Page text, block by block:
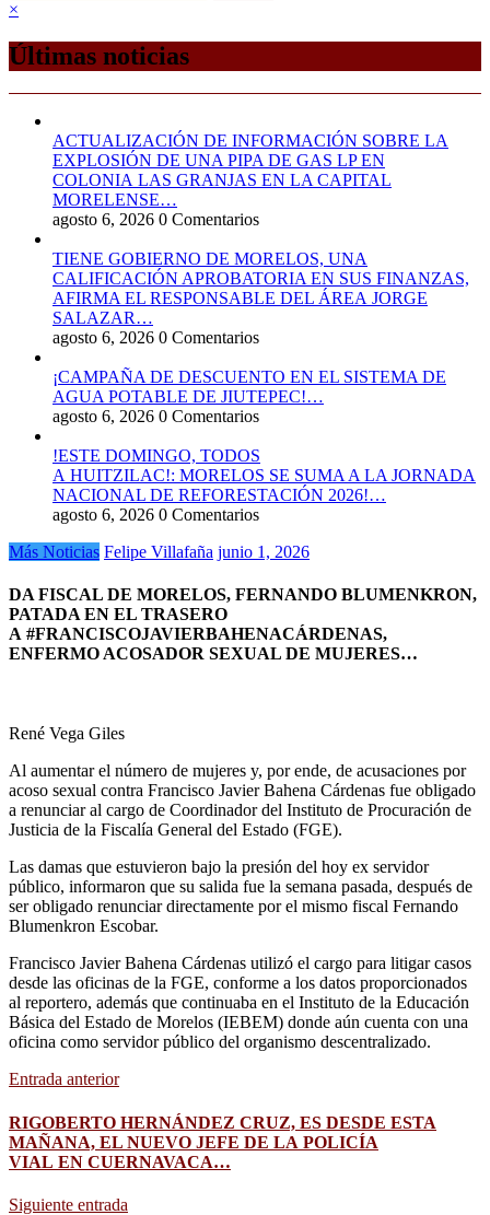
×
Últimas noticias
ACTUALIZACIÓN DE INFORMACIÓN SOBRE LA
EXPLOSIÓN DE UNA PIPA DE GAS LP EN
COLONIA LAS GRANJAS EN LA CAPITAL
MORELENSE…
agosto 6, 2026 0 Comentarios
TIENE GOBIERNO DE MORELOS, UNA
CALIFICACIÓN APROBATORIA EN SUS FINANZAS,
AFIRMA EL RESPONSABLE DEL ÁREA JORGE
SALAZAR…
agosto 6, 2026 0 Comentarios
¡CAMPAÑA DE DESCUENTO EN EL SISTEMA DE
AGUA POTABLE DE JIUTEPEC!…
agosto 6, 2026 0 Comentarios
!ESTE DOMINGO, TODOS
A HUITZILAC!: MORELOS SE SUMA A LA JORNADA
NACIONAL DE REFORESTACIÓN 2026!…
agosto 6, 2026 0 Comentarios
Más Noticias Felipe Villafaña junio 1, 2026
DA FISCAL DE MORELOS, FERNANDO BLUMENKRON,
PATADA EN EL TRASERO
A #FRANCISCOJAVIERBAHENACÁRDENAS,
ENFERMO ACOSADOR SEXUAL DE MUJERES…
René Vega Giles
Al aumentar el número de mujeres y, por ende, de acusaciones por
acoso sexual contra Francisco Javier Bahena Cárdenas fue obligado
a renunciar al cargo de Coordinador del Instituto de Procuración de
Justicia de la Fiscalía General del Estado (FGE).
Las damas que estuvieron bajo la presión del hoy ex servidor
público, informaron que su salida fue la semana pasada, después de
ser obligado renunciar directamente por el mismo fiscal Fernando
Blumenkron Escobar.
Francisco Javier Bahena Cárdenas utilizó el cargo para litigar casos
desde las oficinas de la FGE, conforme a los datos proporcionados
al reportero, además que continuaba en el Instituto de la Educación
Básica del Estado de Morelos (IEBEM) donde aún cuenta con una
oficina como servidor público del organismo descentralizado.
Entrada anterior
RIGOBERTO HERNÁNDEZ CRUZ, ES DESDE ESTA
MAÑANA, EL NUEVO JEFE DE LA POLICÍA
VIAL EN CUERNAVACA…
Siguiente entrada